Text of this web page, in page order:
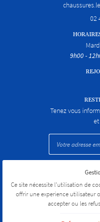
02
9h00 -
Tenez vous
Conditions
Ce site nécessite l'utilisation de
offrir une experience utilisateur
accepter ou les